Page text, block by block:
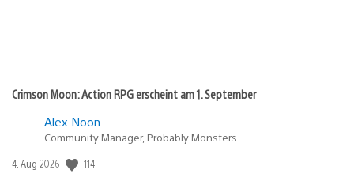
Crimson Moon: Action RPG erscheint am 1. September
Alex Noon
Community Manager, Probably Monsters
Veröffentlichungsdatum:
4. Aug 2026 114